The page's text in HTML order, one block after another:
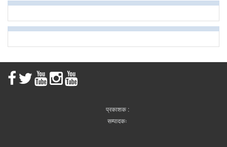
प्रकाशक :
सम्पादकः